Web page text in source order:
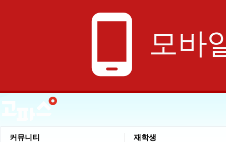
phone_android 모바
커뮤니티 재학생